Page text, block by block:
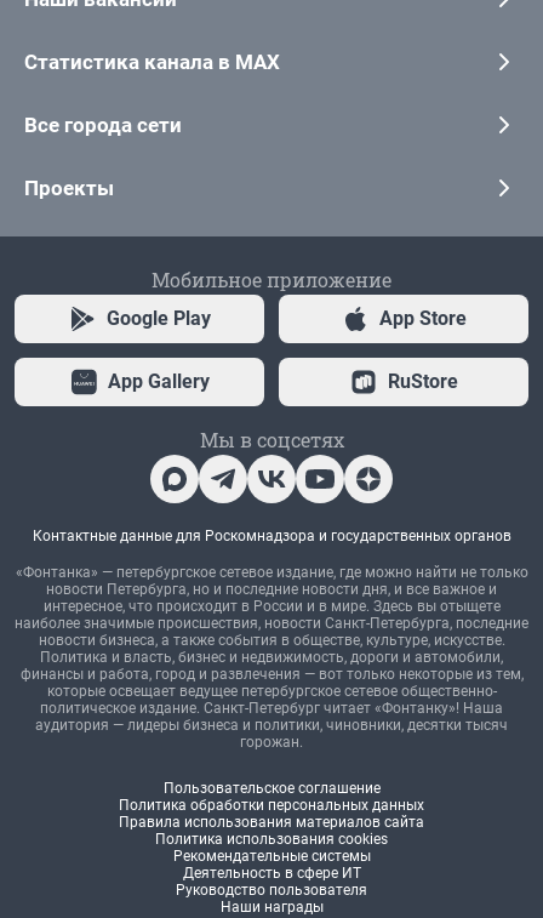
Статистика канала в MAX
Все города сети
Проекты
Мобильное приложение
Google Play App Store
App Gallery RuStore
Мы в соцсетях
Контактные данные для Роскомнадзора и государственных органов
«Фонтанка» — петербургское сетевое издание, где можно найти не только
новости Петербурга, но и последние новости дня, и все важное и
интересное, что происходит в России и в мире. Здесь вы отыщете
наиболее значимые происшествия, новости Санкт-Петербурга, последние
новости бизнеса, а также события в обществе, культуре, искусстве.
Политика и власть, бизнес и недвижимость, дороги и автомобили,
финансы и работа, город и развлечения — вот только некоторые из тем,
которые освещает ведущее петербургское сетевое общественно-
политическое издание. Санкт-Петербург читает «Фонтанку»! Наша
аудитория — лидеры бизнеса и политики, чиновники, десятки тысяч
горожан.
Пользовательское соглашение
Политика обработки персональных данных
Правила использования материалов сайта
Политика использования cookies
Рекомендательные системы
Деятельность в сфере ИТ
Руководство пользователя
Наши награды